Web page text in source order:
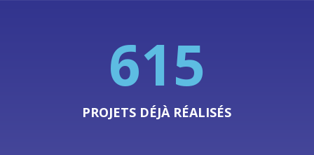
615
PROJETS DÉJÀ RÉALISÉS